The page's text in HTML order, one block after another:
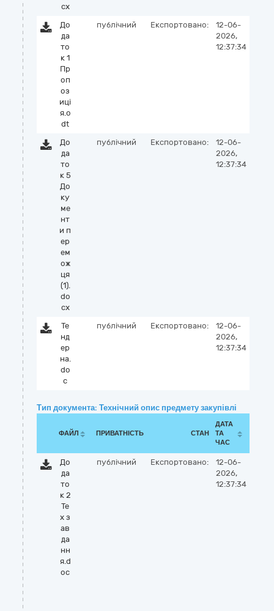
cx
До
да
то
к 1
Пр
оп
оз
иці
я.o
dt
публічний Експортовано:
12-06-
2026,
12:37:34
До
да
то
к 5
До
ку
ме
нт
и п
ер
ем
ож
ця
(1).
do
cx
публічний Експортовано:
12-06-
2026,
12:37:34
Те
нд
ер
на.
do
c
публічний Експортовано:
12-06-
2026,
12:37:34
Тип документа: Технічний опис предмету закупівлі
ФАЙЛ ПРИВАТНІСТЬ СТАН
ДАТА
ТА
ЧАС
До
да
то
к 2
Те
х з
ав
да
нн
я.d
oc
публічний Експортовано:
12-06-
2026,
12:37:34